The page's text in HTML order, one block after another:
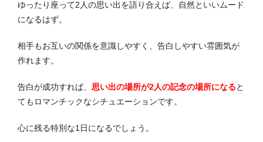
ゆったり座って2人の思い出を語り合えば、自然といいムード
になるはず。
相手もお互いの関係を意識しやすく、告白しやすい雰囲気が
作れます。
告白が成功すれば、 思い出の場所が2人の記念の場所になると
てもロマンチックなシチュエーションです。
心に残る特別な1日になるでしょう。